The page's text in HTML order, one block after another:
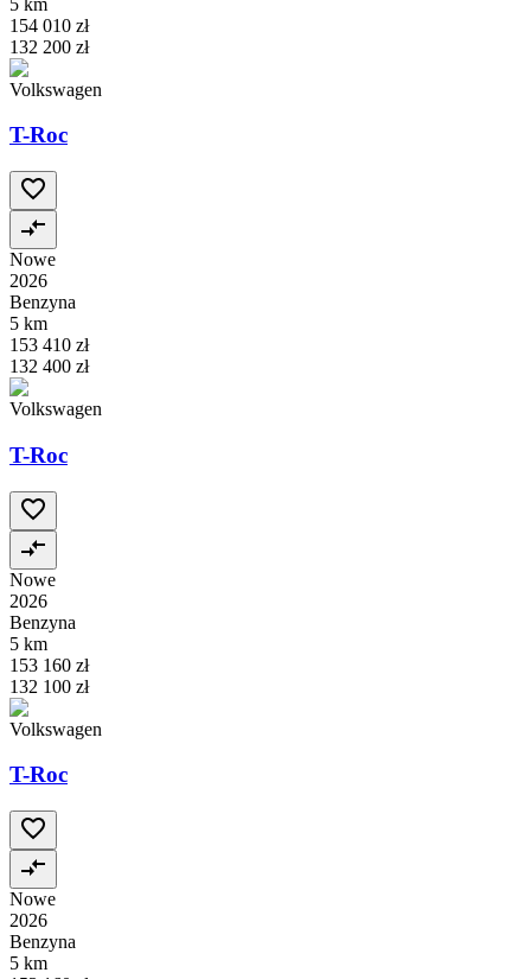
154 010 zł
132 200 zł
Volkswagen
T-Roc
Nowe
2026
Benzyna
5 km
153 410 zł
132 400 zł
Volkswagen
T-Roc
Nowe
2026
Benzyna
5 km
153 160 zł
132 100 zł
Volkswagen
T-Roc
Nowe
2026
Benzyna
5 km